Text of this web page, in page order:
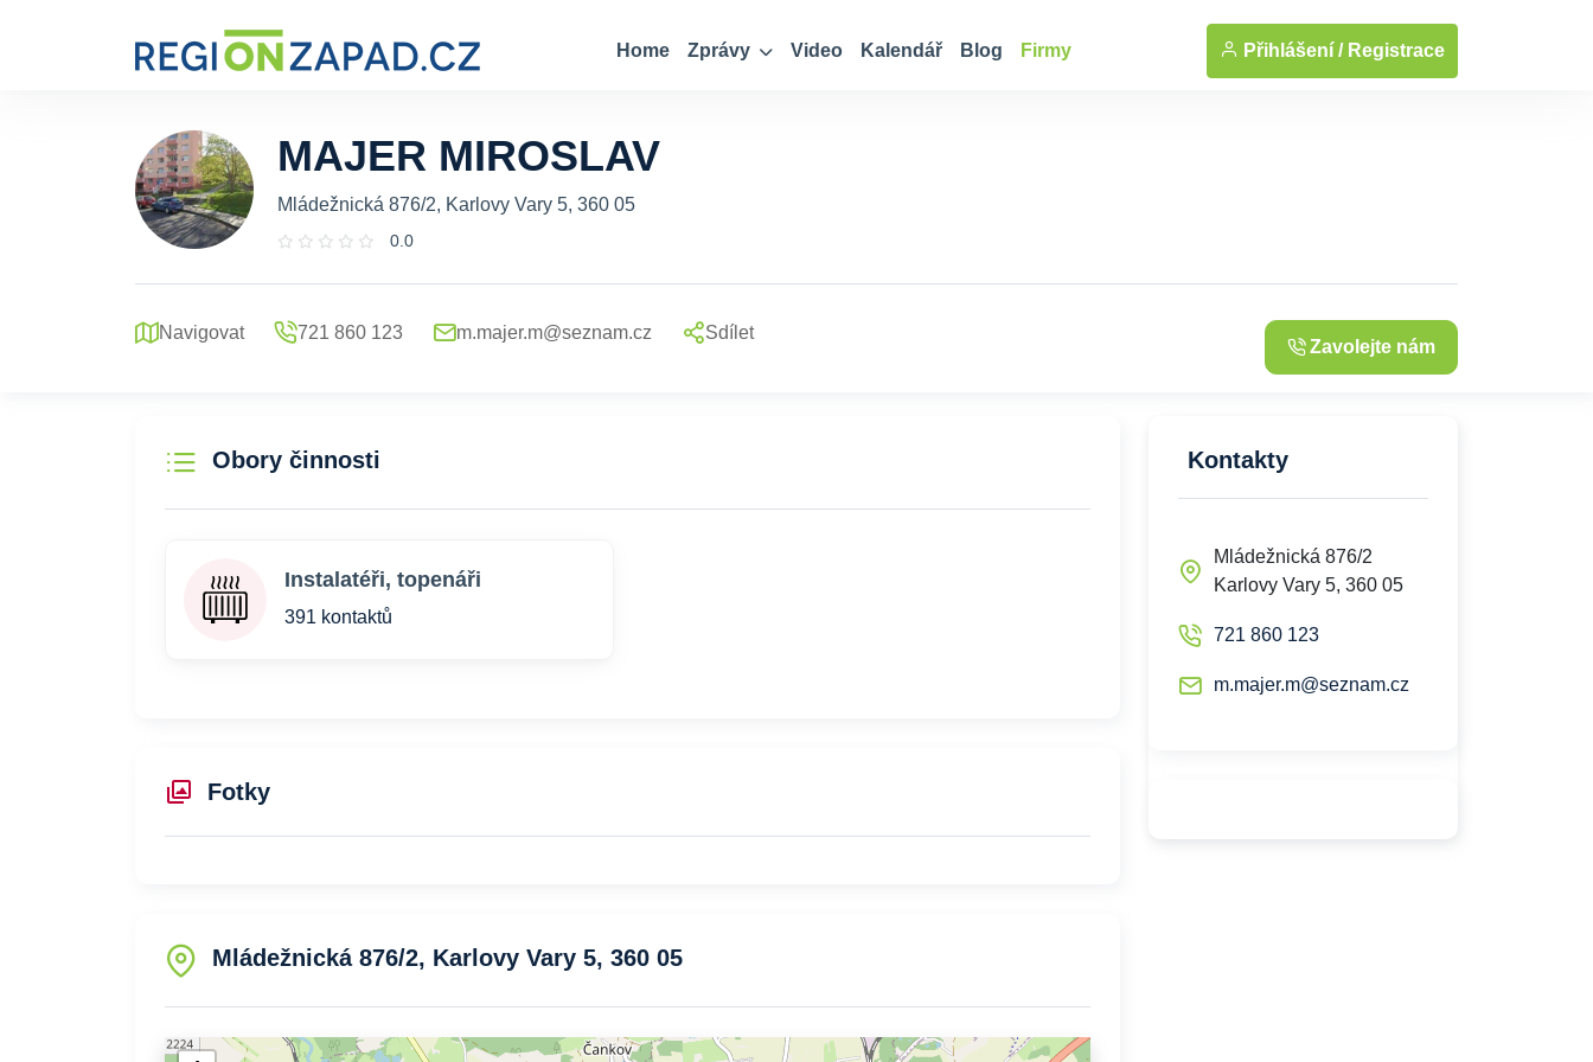
Home Zprávy Video Kalendář Blog Firmy Přihlášení / Registrace
... Zobrazit fotografie
MAJER MIROSLAV
Mládežnická 876/2, Karlovy Vary 5, 360 05
0.0
Navigovat 721 860 123 m.majer.m@seznam.cz Sdílet
Zavolejte nám
Obory činnosti
Instalatéři, topenáři
391 kontaktů
Fotky
Mládežnická 876/2, Karlovy Vary 5, 360 05
Kontakty
Mládežnická 876/2
Karlovy Vary 5, 360 05
721 860 123
m.majer.m@seznam.cz